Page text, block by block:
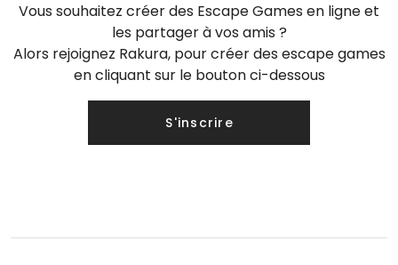
Vous souhaitez créer des Escape Games en ligne et
les partager à vos amis ?
Alors rejoignez Rakura, pour créer des escape games
en cliquant sur le bouton ci-dessous
S'inscrire